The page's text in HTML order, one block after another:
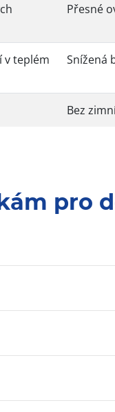
Přesné
v teplém
Snížená
Bez
pro